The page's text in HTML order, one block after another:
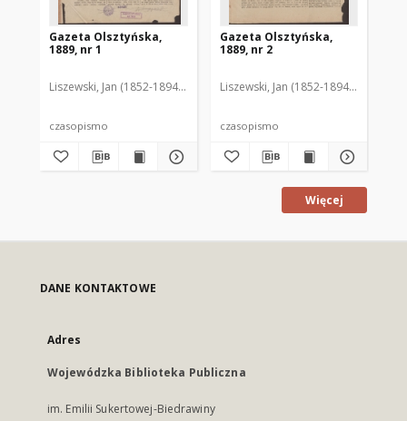
Gazeta Olsztyńska,
1889, nr 1
Liszewski, Jan (1852-1894). Red.
czasopismo
Gazeta Olsztyńska,
1889, nr 2
Liszewski, Jan (1852-1894). Red.
czasopismo
Więcej
DANE KONTAKTOWE
Adres
Wojewódzka Biblioteka Publiczna
im. Emilii Sukertowej-Biedrawiny